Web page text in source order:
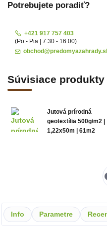
Potrebujete poradiť?
+421 917 757 403
(Po - Pia | 7:30 - 16:00)
Súvisiace produkty
Jutová prírodná
geotextília 500g/m2 |
1,22x50m | 61m2
Info Parametre